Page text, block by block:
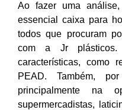
Ao fazer uma
essencial caixa para
todos que procuram
com a Jr plásticos.
características, como
PEAD. Também,
principalmente na
supermercadistas,